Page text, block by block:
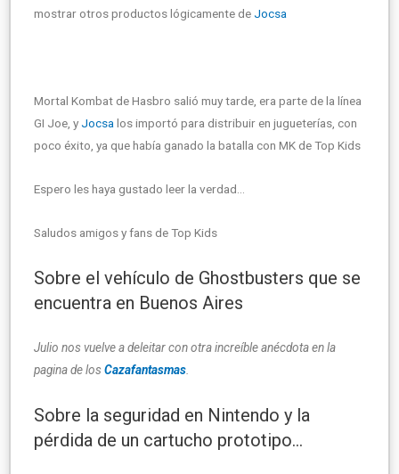
mostrar otros productos lógicamente deJocsa
Mortal Kombat de Hasbro salió muy tarde, era parte de la línea
GI Joe, yJocsa los importó para distribuir en jugueterías, con
poco éxito, ya que había ganado la batalla con MK de Top Kids
Espero les haya gustado leer la verdad…
Saludos amigos y fans de Top Kids
Sobre el vehículo de Ghostbusters que se
encuentra en Buenos Aires
Julio nos vuelve a deleitar con otra increíble anécdota en la
pagina de los Cazafantasmas
Sobre la seguridad en Nintendo y la
pérdida de un cartucho prototipo…